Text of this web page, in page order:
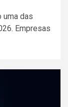
uma das
Empresas